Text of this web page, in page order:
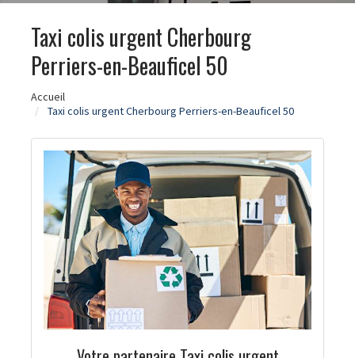
Taxi colis urgent Cherbourg
Perriers-en-Beauficel 50
Accueil
Taxi colis urgent Cherbourg Perriers-en-Beauficel 50